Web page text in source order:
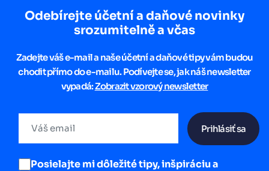
Odebírejte účetní a daňové novinky
srozumitelně a včas
Zadejte váš e-mail a naše účetní a daňové tipy vám budou
chodit přímo do e-mailu. Podívejte se, jak náš newsletter
vypadá:Zobrazit vzorový newsletter
Prihlásiť sa
Posielajte mi dôležité tipy, inšpiráciu a